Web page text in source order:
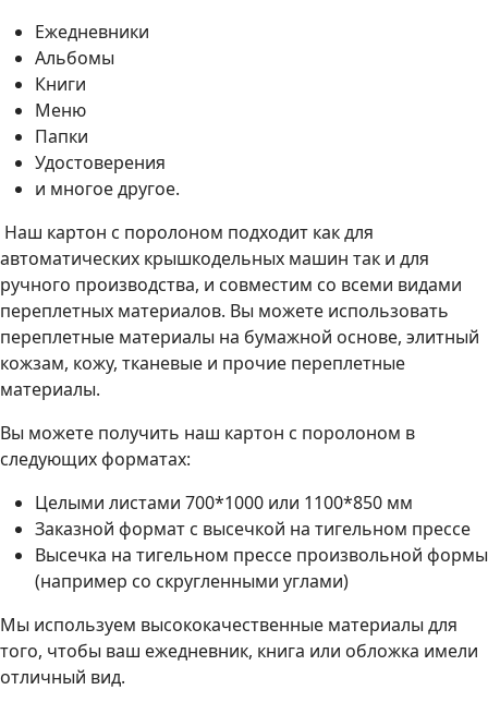
Ежедневники
Альбомы
Книги
Меню
Папки
Удостоверения
и многое другое.
Наш картон с поролоном подходит как для
автоматических крышкодельных машин так и для
ручного производства, и совместим со всеми видами
переплетных материалов. Вы можете использовать
переплетные материалы на бумажной основе, элитный
кожзам, кожу, тканевые и прочие переплетные
материалы.
Вы можете получить наш картон с поролоном в
следующих форматах:
Целыми листами 700*1000 или 1100*850 мм
Заказной формат с высечкой на тигельном прессе
Высечка на тигельном прессе произвольной формы
(например со скругленными углами)
Мы используем высококачественные материалы для
того, чтобы ваш ежедневник, книга или обложка имели
отличный вид.